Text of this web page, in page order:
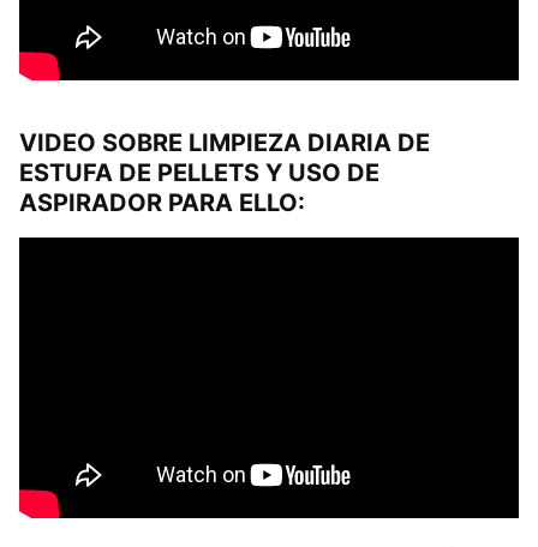
VIDEO SOBRE LIMPIEZA DIARIA DE
ESTUFA DE PELLETS Y USO DE
ASPIRADOR PARA ELLO: